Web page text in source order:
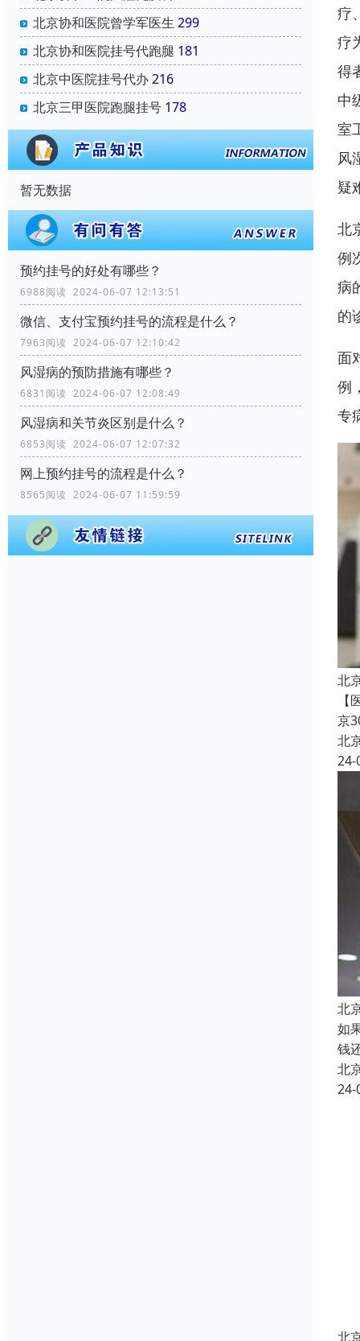
北京协和医院曾学军医生 299
北京协和医院挂号代跑腿 181
北京中医院挂号代办216
北京三甲医院跑腿挂号 178
暂无数据
预约挂号的好处有哪些？
6988阅读 2024-06-07 12:13:51
微信、支付宝预约挂号的流程是什么？
7963阅读 2024-06-07 12:10:42
风湿病的预防措施有哪些？
6831阅读 2024-06-07 12:08:49
风湿病和关节炎区别是什么？
6853阅读 2024-06-07 12:07:32
网上预约挂号的流程是什么？
8565阅读 2024-06-07 11:59:59
疗
疗
得
中
室
风
疑
北
例
病
的
面
例
专
北
京
北
24-
北
如
钱
北
24-
北